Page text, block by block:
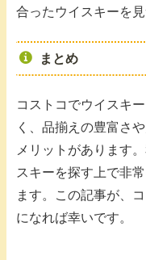
合ったウイスキーを見
まとめ
コストコでウイスキ
く、品揃えの豊富さ
メリットがあります
スキーを探す上で非
ます。この記事が、
になれば幸いです。